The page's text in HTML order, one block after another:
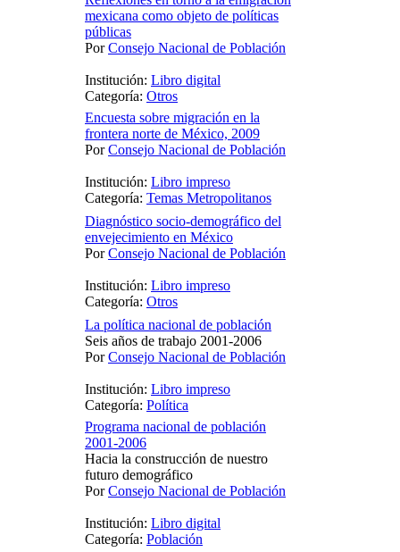
mexicana como objeto de políticas
públicas
PorConsejo Nacional de Población
Institución: Libro digital
Categoría: Otros
Encuesta sobre migración en la
frontera norte de México, 2009
PorConsejo Nacional de Población
Institución: Libro impreso
Categoría: Temas Metropolitanos
Diagnóstico socio-demográfico del
envejecimiento en México
PorConsejo Nacional de Población
Institución: Libro impreso
Categoría: Otros
La política nacional de población
Seis años de trabajo 2001-2006
PorConsejo Nacional de Población
Institución: Libro impreso
Categoría: Política
Programa nacional de población
2001-2006
Hacia la construcción de nuestro
futuro demográfico
PorConsejo Nacional de Población
Institución: Libro digital
Categoría: Población